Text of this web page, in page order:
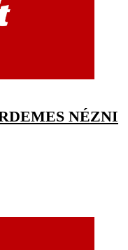
NÉZNI